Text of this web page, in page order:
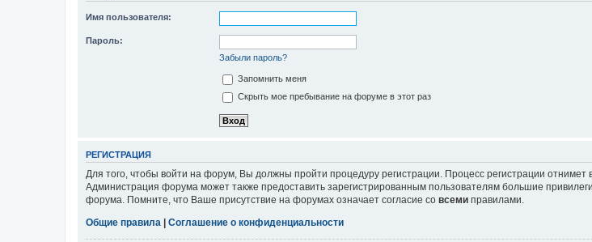
Имя пользователя:
Пароль:
Забыли пароль?
Запомнить меня
Скрыть мое пребывание на форуме в этот раз
РЕГИСТРАЦИЯ
Для того, чтобы войти на форум, Вы должны пройти процедуру регистрации. Процесс регистрации отнимет
Администрация форума может также предоставить зарегистрированным пользователям большие
форума. Помните, что Ваше присутствие на форумах означает согласие со всеми правилами.
Общие правила | Соглашение о конфиденциальности